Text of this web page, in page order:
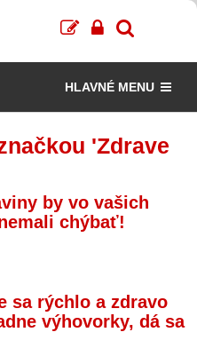
HLAVNÉ MENU
'Zdrave
by vo vašich
chýbať!
sa rýchlo a zdravo
výhovorky, dá sa